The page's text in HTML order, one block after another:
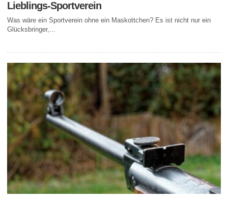
Lieblings-Sportverein
Was wäre ein Sportverein ohne ein Maskottchen? Es ist nicht nur ein
Glücksbringer,...